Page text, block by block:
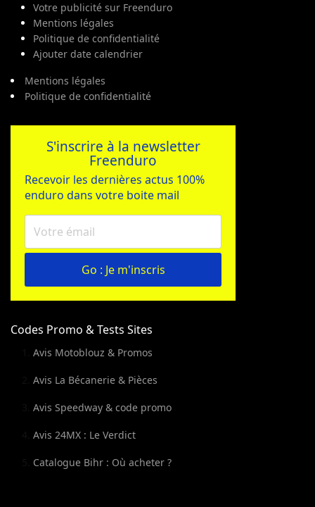
Votre publicité sur Freenduro
Mentions légales
Politique de confidentialité
Ajouter date calendrier
Mentions légales
Politique de confidentialité
S'inscrire à la newsletter
Freenduro
Recevoir les dernières actus 100%
enduro dans votre boite mail
Go : Je m'inscris
Codes Promo & Tests Sites
Avis Motoblouz & Promos
Avis La Bécanerie & Pièces
Avis Speedway & code promo
Avis 24MX : Le Verdict
Catalogue Bihr : Où acheter ?